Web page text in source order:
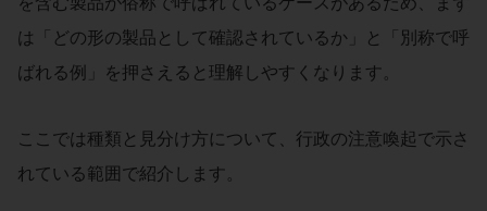
は「どの形の製品として確認されているか」と「別称で呼
ばれる例」を押さえると理解しやすくなります。
ここでは種類と見分け方について、行政の注意喚起で示さ
れている範囲で紹介します。